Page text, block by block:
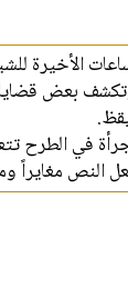
الأخيرة
وتكشف بعض
في الطرح
النص مغايراً